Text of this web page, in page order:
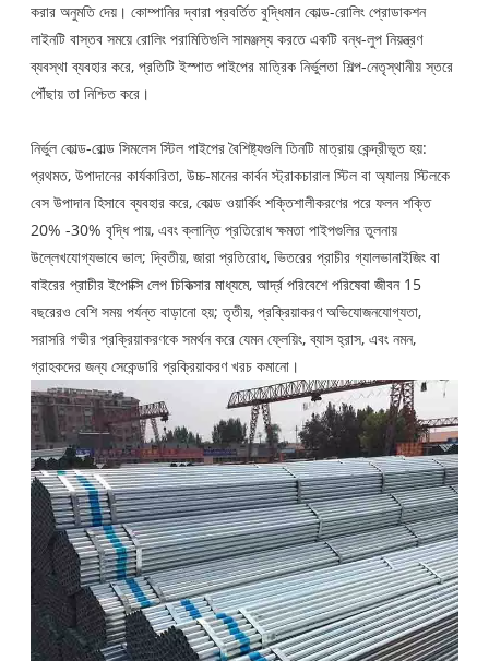
করার অনুমতি দেয়। কোম্পানির দ্বারা প্রবর্তিত বুদ্ধিমান কোল্ড-রোলিং প্রোডাকশন
লাইনটি বাস্তব সময়ে রোলিং পরামিতিগুলি সামঞ্জস্য করতে একটি বন্ধ-লুপ নিয়ন্ত্রণ
ব্যবস্থা ব্যবহার করে, প্রতিটি ইস্পাত পাইপের মাত্রিক নির্ভুলতা শিল্প-নেতৃস্থানীয় স্তরে
পৌঁছায় তা নিশ্চিত করে।
নির্ভুল কোল্ড-রোল্ড সিমলেস স্টিল পাইপের বৈশিষ্ট্যগুলি তিনটি মাত্রায় কেন্দ্রীভূত হয়:
প্রথমত, উপাদানের কার্যকারিতা, উচ্চ-মানের কার্বন স্ট্রাকচারাল স্টিল বা অ্যালয় স্টিলকে
বেস উপাদান হিসাবে ব্যবহার করে, কোল্ড ওয়ার্কিং শক্তিশালীকরণের পরে ফলন শক্তি
20% -30% বৃদ্ধি পায়, এবং ক্লান্তি প্রতিরোধ ক্ষমতা পাইপগুলির তুলনায়
উল্লেখযোগ্যভাবে ভাল; দ্বিতীয়, জারা প্রতিরোধ, ভিতরের প্রাচীর গ্যালভানাইজিং বা
বাইরের প্রাচীর ইপোক্সি লেপ চিকিত্সার মাধ্যমে, আর্দ্র পরিবেশে পরিষেবা জীবন 15
বছরেরও বেশি সময় পর্যন্ত বাড়ানো হয়; তৃতীয়, প্রক্রিয়াকরণ অভিযোজনযোগ্যতা,
সরাসরি গভীর প্রক্রিয়াকরণকে সমর্থন করে যেমন ফ্লেয়িং, ব্যাস হ্রাস, এবং নমন,
গ্রাহকদের জন্য সেকেন্ডারি প্রক্রিয়াকরণ খরচ কমানো।